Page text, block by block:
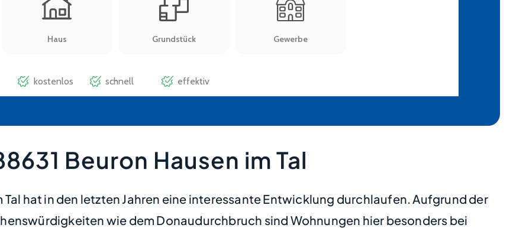
Beuron Hausen im Tal
Tal hat in den letzten Jahren eine interessante Entwicklung durchlaufen. Aufgrund der
wie dem Donaudurchbruch sind Wohnungen hier besonders bei